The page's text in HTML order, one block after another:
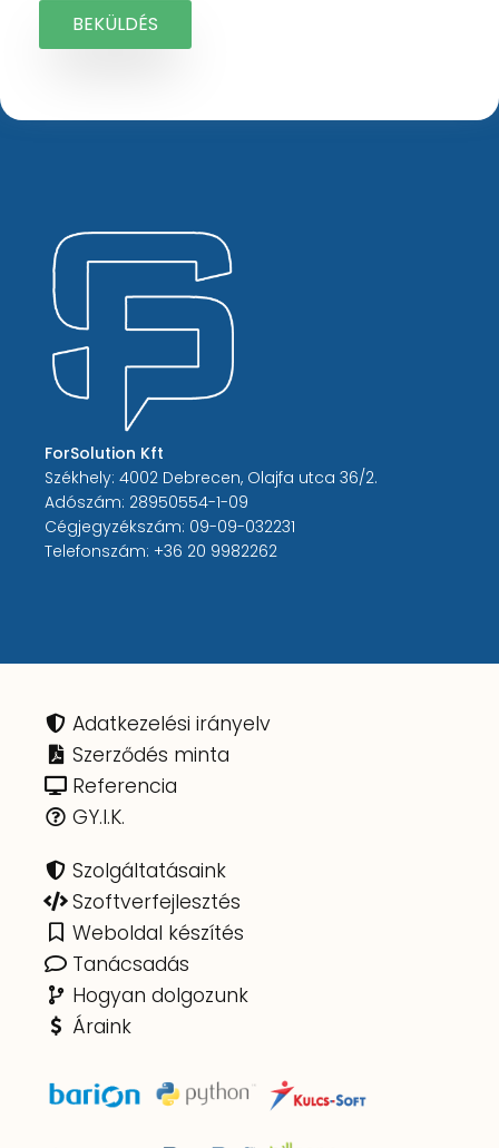
ForSolution Kft
Székhely: 4002 Debrecen, Olajfa utca 36/2.
Adószám: 28950554-1-09
Cégjegyzékszám: 09-09-032231
Telefonszám: +36 20 9982262
Adatkezelési irányelv
Szerződés minta
Referencia
GY.I.K.
Szolgáltatásaink
Szoftverfejlesztés
Weboldal készítés
Tanácsadás
Hogyan dolgozunk
Áraink